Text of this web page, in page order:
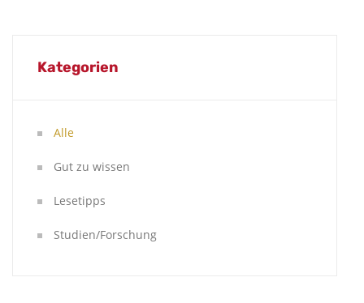
Kategorien
Alle
Gut zu wissen
Lesetipps
Studien/Forschung